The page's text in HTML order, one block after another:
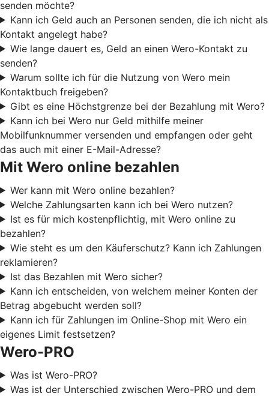
senden möchte?
Kann ich Geld auch an Personen senden, die ich nicht als
Kontakt angelegt habe?
Wie lange dauert es, Geld an einen Wero-Kontakt zu
senden?
Warum sollte ich für die Nutzung von Wero mein
Kontaktbuch freigeben?
Gibt es eine Höchstgrenze bei der Bezahlung mit Wero?
Kann ich bei Wero nur Geld mithilfe meiner
Mobilfunknummer versenden und empfangen oder geht
das auch mit einer E-Mail-Adresse?
Mit Wero online bezahlen
Wer kann mit Wero online bezahlen?
Welche Zahlungsarten kann ich bei Wero nutzen?
Ist es für mich kostenpflichtig, mit Wero online zu
bezahlen?
Wie steht es um den Käuferschutz? Kann ich Zahlungen
reklamieren?
Ist das Bezahlen mit Wero sicher?
Kann ich entscheiden, von welchem meiner Konten der
Betrag abgebucht werden soll?
Kann ich für Zahlungen im Online-Shop mit Wero ein
eigenes Limit festsetzen?
Wero-PRO
Was ist Wero-PRO?
Was ist der Unterschied zwischen Wero-PRO und dem